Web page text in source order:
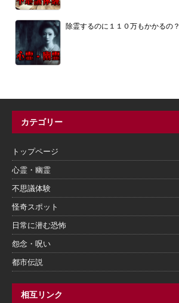
除霊するのに１１０万もかかるの？
カテゴリー
トップページ
心霊・幽霊
不思議体験
怪奇スポット
日常に潜む恐怖
怨念・呪い
都市伝説
相互リンク